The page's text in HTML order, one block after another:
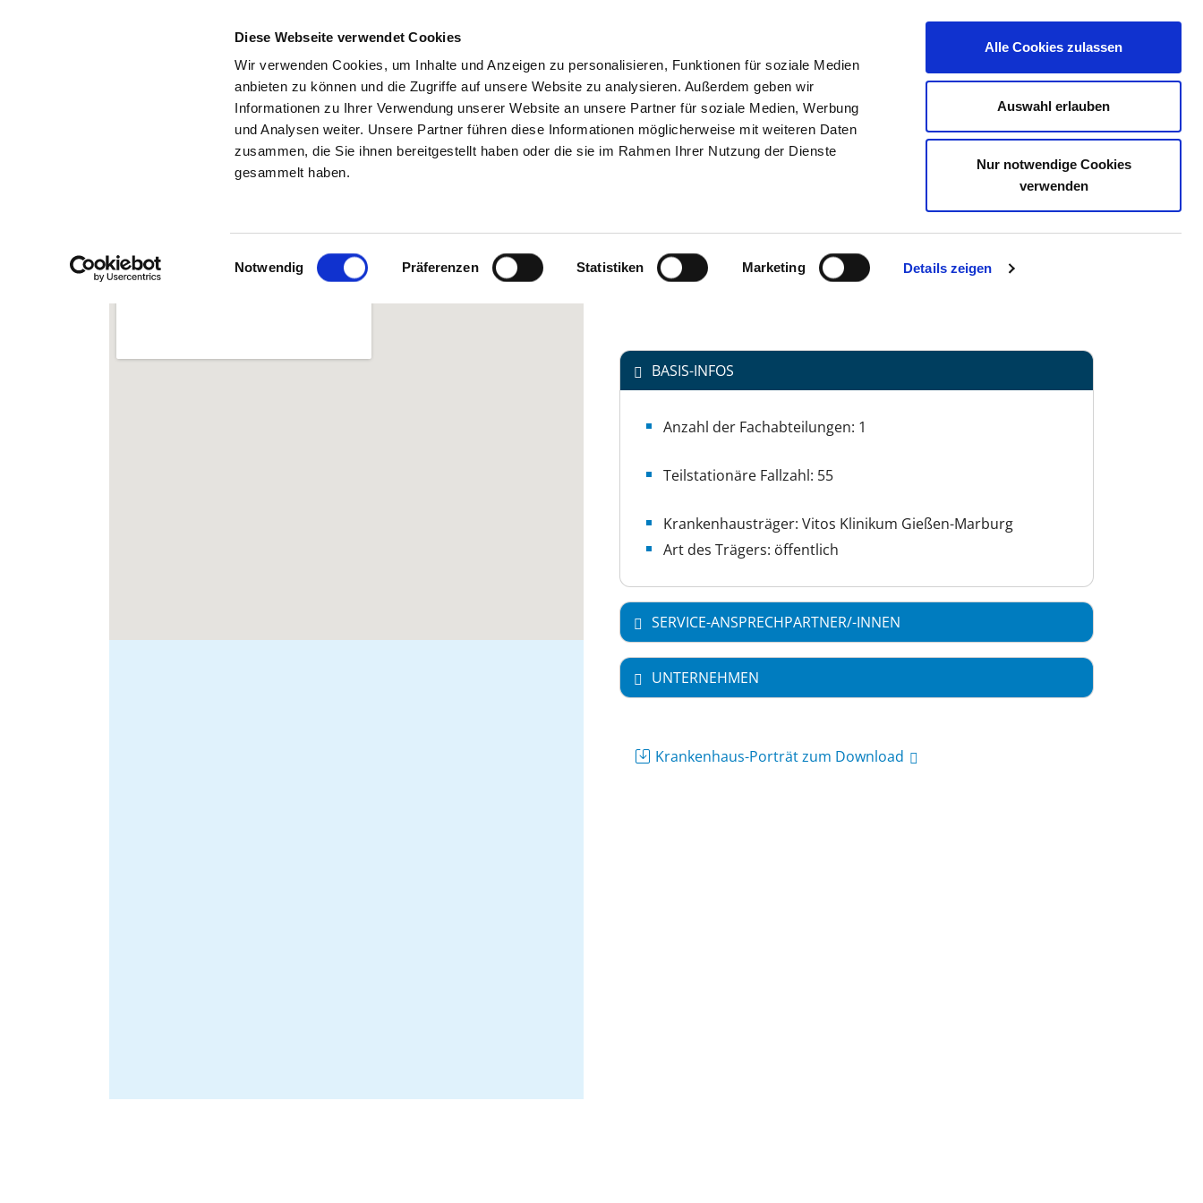
Diese Webseite verwendet Cookies
Wir verwenden Cookies, um Inhalte und Anzeigen zu personalisieren, Funktionen für soziale Medien
anbieten zu können und die Zugriffe auf unsere Website zu analysieren. Außerdem geben wir
Informationen zu Ihrer Verwendung unserer Website an unsere Partner für soziale Medien, Werbung
und Analysen weiter. Unsere Partner führen diese Informationen möglicherweise mit weiteren Daten
zusammen, die Sie ihnen bereitgestellt haben oder die sie im Rahmen Ihrer Nutzung der Dienste
gesammelt haben.
Einwilligungsauswahl
Notwendig Präferenzen Statistiken Marketing Details zeigen
Alle Cookies zulassen
Auswahl erlauben
Nur notwendige Cookies
verwenden
SUCHEN TIPPS & HILFE DAS DKV STELLENBÖRSE KONTAKT IHRE MEINUNG
Zurück zu den Suchergebnissen
VITOS KINDER- UND JUGENDKLINIK
TAGESKLINIK ALSFELD
Jahnstraße 37
Mail:ed.grubram-nesseig-
sotiv@reknert.thcerbla
Anfahrt
BASIS-INFOS
Anzahl der Fachabteilungen: 1
Teilstationäre Fallzahl: 55
Krankenhausträger: Vitos Klinikum Gießen-Marburg
Art des Trägers: öffentlich
SERVICE-ANSPRECHPARTNER/-INNEN
UNTERNEHMEN
Krankenhaus-Porträt zum Download